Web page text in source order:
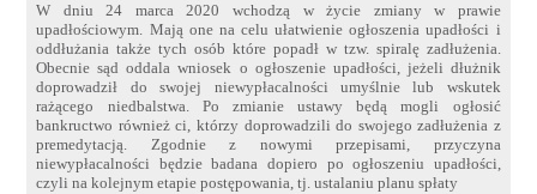
W dniu 24 marca 2020 wchodzą w życie zmiany w prawie
upadłościowym. Mają one na celu ułatwienie ogłoszenia upadłości i
oddłużania także tych osób które popadł w tzw. spiralę zadłużenia.
Obecnie sąd oddala wniosek o ogłoszenie upadłości, jeżeli dłużnik
doprowadził do swojej niewypłacalności umyślnie lub wskutek
rażącego niedbalstwa. Po zmianie ustawy będą mogli ogłosić
bankructwo również ci, którzy doprowadzili do swojego zadłużenia z
premedytacją. Zgodnie z nowymi przepisami, przyczyna
niewypłacalności będzie badana dopiero po ogłoszeniu upadłości,
czyli na kolejnym etapie postępowania, tj. ustalaniu planu spłaty